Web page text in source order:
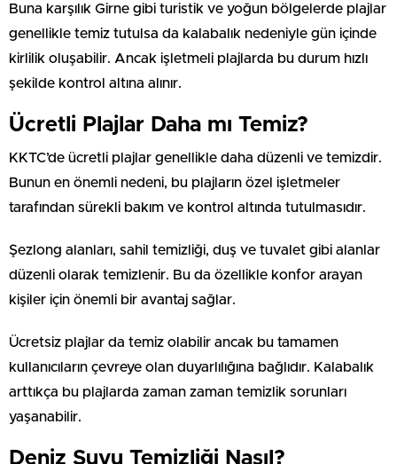
Buna karşılık Girne gibi turistik ve yoğun bölgelerde plajlar
genellikle temiz tutulsa da kalabalık nedeniyle gün içinde
kirlilik oluşabilir. Ancak işletmeli plajlarda bu durum hızlı
şekilde kontrol altına alınır.
Ücretli Plajlar Daha mı Temiz?
KKTC’de ücretli plajlar genellikle daha düzenli ve temizdir.
Bunun en önemli nedeni, bu plajların özel işletmeler
tarafından sürekli bakım ve kontrol altında tutulmasıdır.
Şezlong alanları, sahil temizliği, duş ve tuvalet gibi alanlar
düzenli olarak temizlenir. Bu da özellikle konfor arayan
kişiler için önemli bir avantaj sağlar.
Ücretsiz plajlar da temiz olabilir ancak bu tamamen
kullanıcıların çevreye olan duyarlılığına bağlıdır. Kalabalık
arttıkça bu plajlarda zaman zaman temizlik sorunları
yaşanabilir.
Deniz Suyu Temizliği Nasıl?